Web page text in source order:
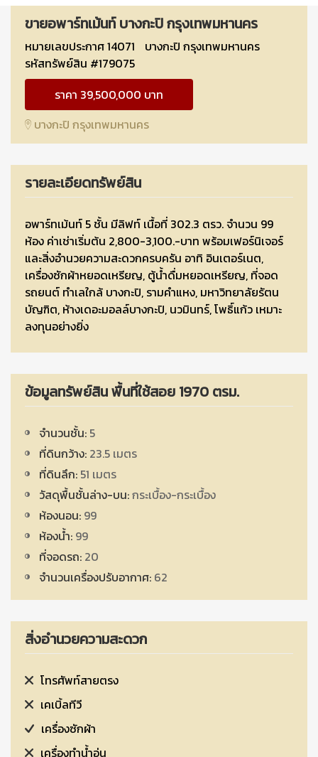
ขายอพาร์ทเม้นท์ บางกะปิ กรุงเทพมหานคร
หมายเลขประกาศ 14071
บางกะปิ กรุงเทพมหานคร
รหัสทรัพย์สิน #179075
ราคา 39,500,000 บาท
บางกะปิ กรุงเทพมหานคร
รายละเอียดทรัพย์สิน
อพาร์ทเม้นท์ 5 ชั้น มีลิฟท์ เนื้อที่ 302.3 ตรว. จำนวน 99
ห้อง ค่าเช่าเริ่มต้น 2,800-3,100.-บาท พร้อมเฟอร์นิเจอร์
และสิ่งอำนวยความสะดวกครบครัน อาทิ อินเตอร์เนต,
เครื่องซักผ้าหยอดเหรียญ, ตู้น้ำดื่มหยอดเหรียญ, ที่จอด
รถยนต์ ทำเลใกล้ บางกะปิ, รามคำแหง, มหาวิทยาลัยรัตน
บัญฑิต, ห้างเดอะมอลล์บางกะปิ, นวมินทร์, โพธิ์แก้ว เหมาะ
ลงทุนอย่างยิ่ง
ข้อมูลทรัพย์สิน พื้นที่ใช้สอย 1970 ตรม.
จำนวนชั้น: 5
ที่ดินกว้าง: 23.5 เมตร
ที่ดินลึก: 51 เมตร
วัสดุพื้นชั้นล่าง-บน:กระเบื้อง-กระเบื้อง
ห้องนอน: 99
ห้องน้ำ: 99
ที่จอดรถ: 20
จำนวนเครื่องปรับอากาศ: 62
สิ่งอำนวยความสะดวก
โทรศัพท์สายตรง
เคเบิ้ลทีวี
เครื่องซักผ้า
เครื่องทำน้ำอุ่น